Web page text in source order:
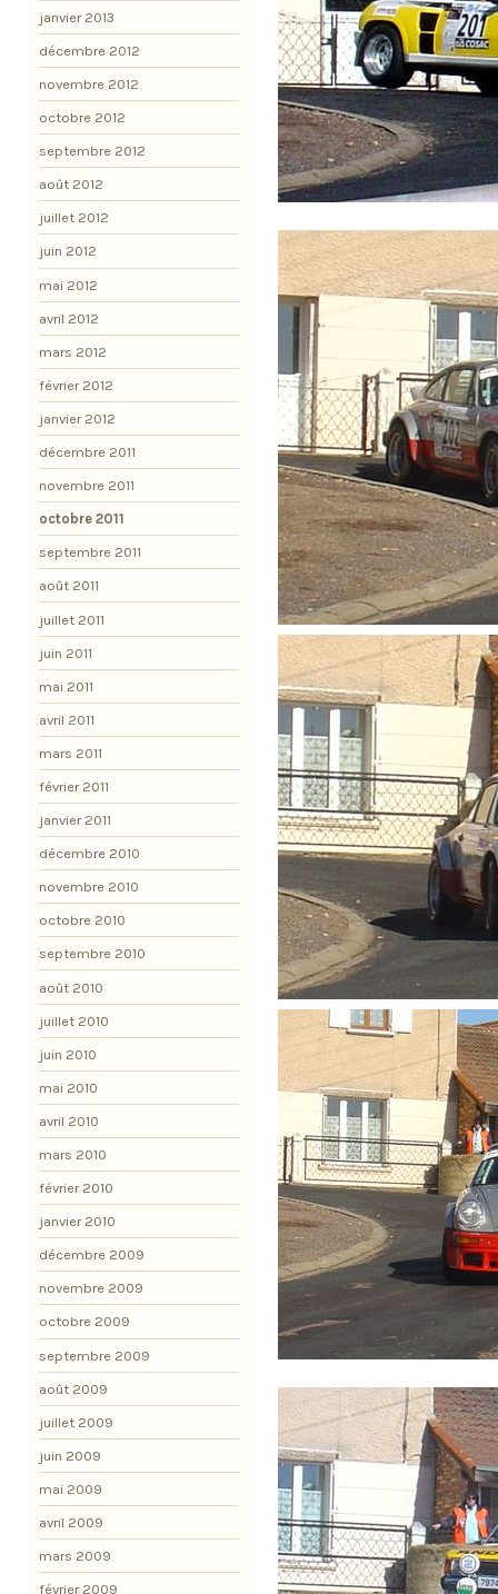
janvier 2013
décembre 2012
novembre 2012
octobre 2012
septembre 2012
août 2012
juillet 2012
juin 2012
mai 2012
avril 2012
mars 2012
février 2012
janvier 2012
décembre 2011
novembre 2011
octobre 2011
septembre 2011
août 2011
juillet 2011
juin 2011
mai 2011
avril 2011
mars 2011
février 2011
janvier 2011
décembre 2010
novembre 2010
octobre 2010
septembre 2010
août 2010
juillet 2010
juin 2010
mai 2010
avril 2010
mars 2010
février 2010
janvier 2010
décembre 2009
novembre 2009
octobre 2009
septembre 2009
août 2009
juillet 2009
juin 2009
mai 2009
avril 2009
mars 2009
février 2009